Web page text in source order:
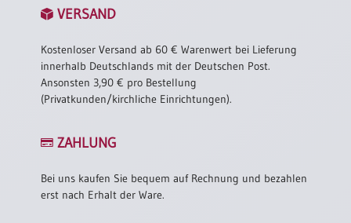
Restbestände
Broschüren
Urkundenscheine
VERSAND
Kostenloser Versand ab 60 € Warenwert bei Lieferung
innerhalb Deutschlands mit der Deutschen Post.
Ansonsten 3,90 € pro Bestellung
(Privatkunden/kirchliche Einrichtungen).
ZAHLUNG
Bei uns kaufen Sie bequem auf Rechnung und bezahlen
erst nach Erhalt der Ware.